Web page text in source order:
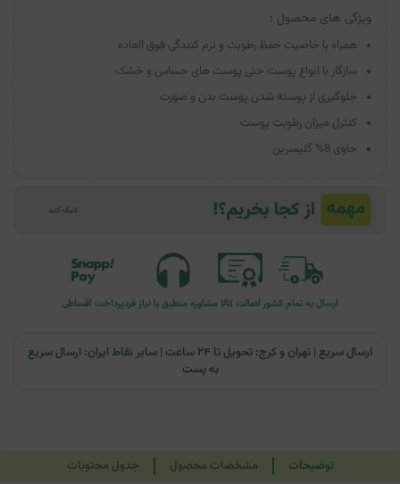
ویژگی های محصول :
همراه با خاصیت حفظ رطوبت و نرم کنندگی فوق العاده
سازگار با انواع پوست حتی پوست های حساس و خشک
جلوگیری از پوسته شدن پوست بدن و صورت
کنترل میزان رطوبت پوست
حاوی 8% گلیسرین
ارسال به تمام کشوراصالت کالا مشاوره منطبق با نیاز فردپرداخت اقساطی
ارسال سریع | تهران و کرج: تحویل تا ۲۴ ساعت | سایر نقاط ایران: ارسال سریع
به پست
توضیحات مشخصات محصول جدول محتویات